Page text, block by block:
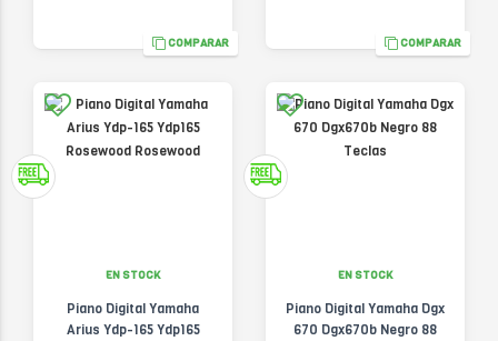
COMPARAR COMPARAR
EN STOCK
Piano Digital Yamaha
Arius Ydp-165 Ydp165
EN STOCK
Piano Digital Yamaha Dgx
670 Dgx670b Negro 88